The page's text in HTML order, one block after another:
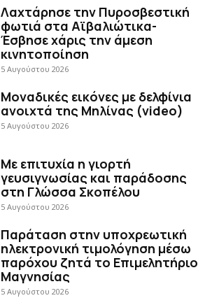
Λαχτάρησε την Πυροσβεστική
φωτιά στα Αϊβαλιώτικα-
Έσβησε χάρις την άμεση
κινητοποίηση
5 Αυγούστου 2026
Μοναδικές εικόνες με δελφίνια
ανοιχτά της Μηλίνας (video)
5 Αυγούστου 2026
Με επιτυχία η γιορτή
γευσιγνωσίας και παράδοσης
στη Γλώσσα Σκοπέλου
5 Αυγούστου 2026
Παράταση στην υποχρεωτική
ηλεκτρονική τιμολόγηση μέσω
παρόχου ζητά το Επιμελητήριο
Μαγνησίας
5 Αυγούστου 2026